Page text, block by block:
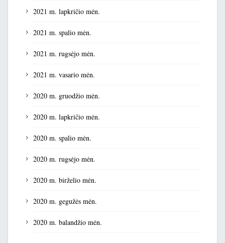
2021 m. lapkričio mėn.
2021 m. spalio mėn.
2021 m. rugsėjo mėn.
2021 m. vasario mėn.
2020 m. gruodžio mėn.
2020 m. lapkričio mėn.
2020 m. spalio mėn.
2020 m. rugsėjo mėn.
2020 m. birželio mėn.
2020 m. gegužės mėn.
2020 m. balandžio mėn.